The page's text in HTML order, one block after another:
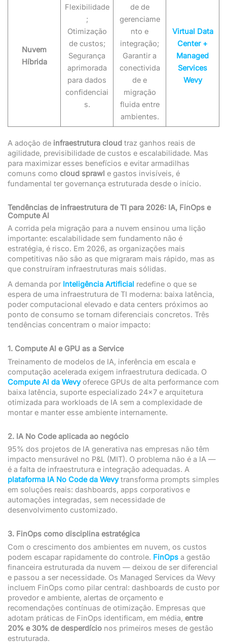
Nuvem
Híbrida
Flexibilidade
;
Otimização
de custos;
Segurança
aprimorada
para dados
confidenciai
s.
de de
gerenciame
nto e
integração;
Garantir a
conectivida
de e
migração
fluida entre
ambientes.
Virtual Data
Center +
Managed
Services
Wevy
A adoção de infraestrutura cloudtraz ganhos reais de
agilidade, previsibilidade de custos e escalabilidade. Mas
para maximizar esses benefícios e evitar armadilhas
comuns como cloud sprawl e gastos invisíveis, é
fundamental ter governança estruturada desde o início.
Tendências de infraestrutura de TI para 2026: IA, FinOps e
Compute AI
A corrida pela migração para a nuvem ensinou uma lição
importante: escalabilidade sem fundamento não é
estratégia, é risco. Em 2026, as organizações mais
competitivas não são as que migraram mais rápido, mas as
que construíram infraestruturas mais sólidas.
A demanda por Inteligência Artificial redefine o que se
espera de uma infraestrutura de TI moderna: baixa latência,
poder computacional elevado e data centers próximos ao
ponto de consumo se tornam diferenciais concretos. Três
tendências concentram o maior impacto:
1. Compute AI e GPU as a Service
Treinamento de modelos de IA, inferência em escala e
computação acelerada exigem infraestrutura dedicada. O
Compute AI da Wevyoferece GPUs de alta performance com
baixa latência, suporte especializado 24×7 e arquitetura
otimizada para workloads de IA sem a complexidade de
montar e manter esse ambiente internamente.
2. IA No Code aplicada ao negócio
95% dos projetos de IA generativa nas empresas não têm
impacto mensurável no P&L (MIT). O problema não é a IA —
é a falta de infraestrutura e integração adequadas. A
plataforma IA No Code da Wevytransforma prompts simples
em soluções reais: dashboards, apps corporativos e
automações integradas, sem necessidade de
desenvolvimento customizado.
3. FinOps como disciplina estratégica
Com o crescimento dos ambientes em nuvem, os custos
podem escapar rapidamente do controle. FinOpsa gestão
financeira estruturada da nuvem — deixou de ser diferencial
e passou a ser necessidade. Os Managed Services da Wevy
incluem FinOps como pilar central: dashboards de custo por
provedor e ambiente, alertas de orçamento e
recomendações contínuas de otimização. Empresas que
adotam práticas de FinOps identificam, em média, entre
20% e 30% de desperdícionos primeiros meses de gestão
estruturada.